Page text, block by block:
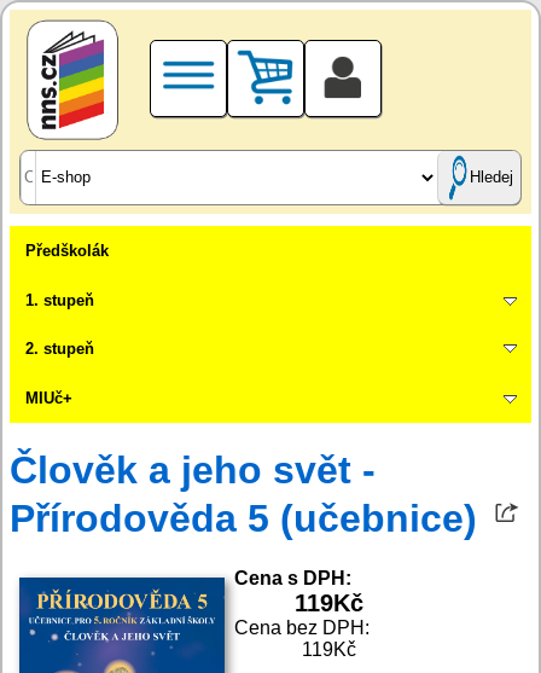
Hledej
Předškolák
1. stupeň
2. stupeň
MIUč+
Člověk a jeho svět -
Přírodověda 5 (učebnice)
Cena s DPH:
119Kč
Cena bez DPH:
119Kč